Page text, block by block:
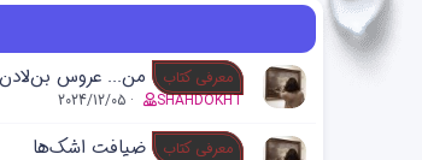
معرفی کتاب من... عروس بن‌لادن
SHAHDOKHT
2024/12/05
معرفی کتاب ضیافت اشک‌ها